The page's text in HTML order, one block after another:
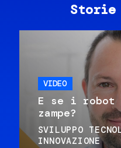
VIDEO
E se i robot
zampe?
SVILUPPO
INNOVAZIONE